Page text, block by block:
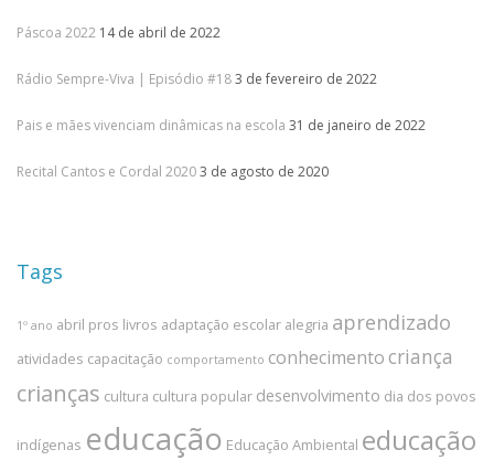
Páscoa 2022 14 de abril de 2022
Rádio Sempre-Viva | Episódio #183 de fevereiro de 2022
Pais e mães vivenciam dinâmicas na escola 31 de janeiro de 2022
Recital Cantos e Cordal 20203 de agosto de 2020
Tags
1º ano abril pros livros adaptação escolar alegria aprendizado
atividades capacitação comportamento conhecimentocriança
crianças cultura cultura popular desenvolvimento dia dos povos
indígenas educação Educação Ambiental educação